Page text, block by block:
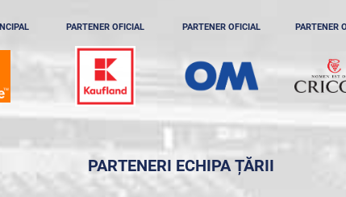
PARTENER OFICIAL PARTENER OFICIAL PARTENER
PARTENERI ECHIPA ȚĂRII